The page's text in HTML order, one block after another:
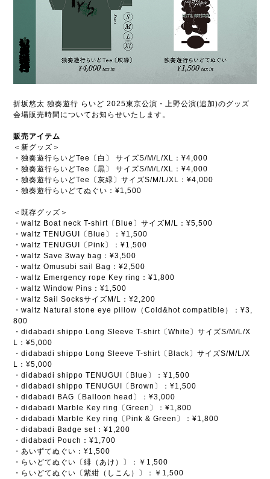
折坂悠太 独奏遊行 らいど 2025東京公演・上野公演(追加)のグッズ
会場販売時間についてお知らせいたします。
販売アイテム
＜新グッズ＞
・独奏遊行らいどTee〔白〕 サイズS/M/L/XL：¥4,000
・独奏遊行らいどTee〔黒〕 サイズS/M/L/XL：¥4,000
・独奏遊行らいどTee〔灰緑〕サイズS/M/L/XL：¥4,000
・独奏遊行らいどてぬぐい：¥1,500
＜既存グッズ＞
・waltz Boat neck T-shirt〔Blue〕サイズM/L：¥5,500
・waltz TENUGUI〔Blue〕：¥1,500
・waltz TENUGUI〔Pink〕：¥1,500
・waltz Save 3way bag：¥3,500
・waltz Omusubi sail Bag：¥2,500
・waltz Emergency rope Key ring：¥1,800
・waltz Window Ꮲins：¥1,500
・waltz Sail SocksサイズM/L：¥2,200
・waltz Natural stone eye pillow（Cold&hot compatible）：¥3,
800
・didabadi shippo Long Sleeve T-shirt〔White〕サイズS/M/L/X
L：¥5,000
・didabadi shippo Long Sleeve T-shirt〔Black〕サイズS/M/L/X
L：¥5,000
・didabadi shippo TENUGUI〔Blue〕：¥1,500
・didabadi shippo TENUGUI〔Brown〕：¥1,500
・didabadi BAG〔Balloon head〕：¥3,000
・didabadi Marble Key ring〔Green〕：¥1,800
・didabadi Marble Key ring〔Pink & Green〕：¥1,800
・didabadi Badge set：¥1,200
・didabadi Pouch：¥1,700
・あいずてぬぐい：¥1,500
・らいどてぬぐい〔緋（あけ）〕：￥1,500
・らいどてぬぐい〔紫紺（しこん）〕：￥1,500